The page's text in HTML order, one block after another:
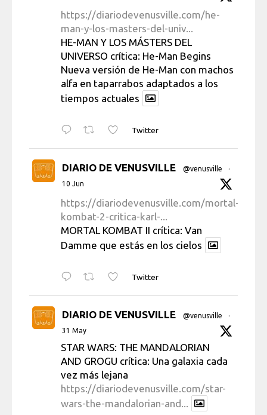
https://diariodevenusville.com/he-
man-y-los-masters-del-univ...
HE-MAN Y LOS MÁSTERS DEL
UNIVERSO crítica: He-Man Begins
Nueva versión de He-Man con machos
alfa en taparrabos adaptados a los
tiempos actuales
Twitter
DIARIO DE VENUSVILLE @venusville
·
10 Jun
https://diariodevenusville.com/mortal-
kombat-2-critica-karl-...
MORTAL KOMBAT II crítica: Van
Damme que estás en los cielos
Twitter
DIARIO DE VENUSVILLE @venusville
·
31 May
STAR WARS: THE MANDALORIAN
AND GROGU crítica: Una galaxia cada
vez más lejana
https://diariodevenusville.com/star-
wars-the-mandalorian-and...